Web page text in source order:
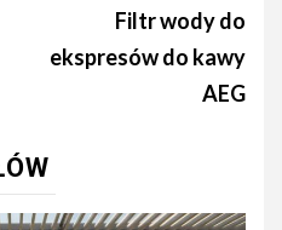
Filtr wody do
ekspresów do kawy
AEG